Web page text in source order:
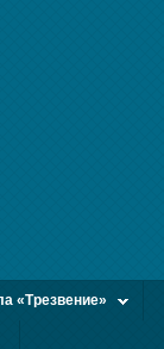
«Трезвение»